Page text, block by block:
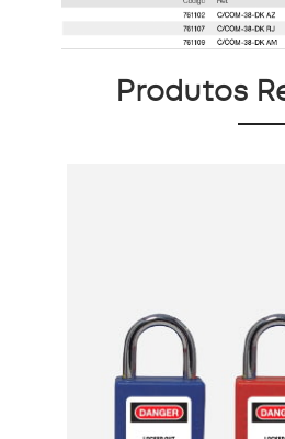
Produtos